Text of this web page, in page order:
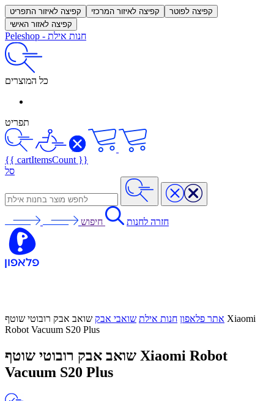
קפיצה לאיזור התפריט קפיצה לאיזור המרכזי
קפיצה לפוטר
קפיצה לאזור האישי
Peleshop - חנות אילת
כל המוצרים
תפריט
{{ cartItemsCount }}
סל
חזרה לחנות חיפוש
אתר פלאפון חנות אילת שואבי אבק שואב אבק רובוטי שוטף Xiaomi
Robot Vacuum S20 Plus
שואב אבק רובוטי שוטף Xiaomi Robot
Vacuum S20 Plus